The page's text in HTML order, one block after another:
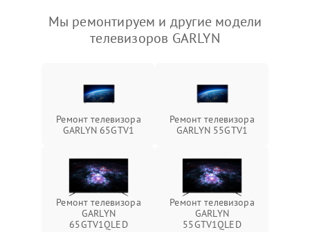
Мы ремонтируем и другие модели
телевизоров GARLYN
Ремонт телевизора
GARLYN 65GTV1
Ремонт телевизора
GARLYN 55GTV1
Ремонт телевизора
GARLYN
65GTV1QLED
Ремонт телевизора
GARLYN
55GTV1QLED